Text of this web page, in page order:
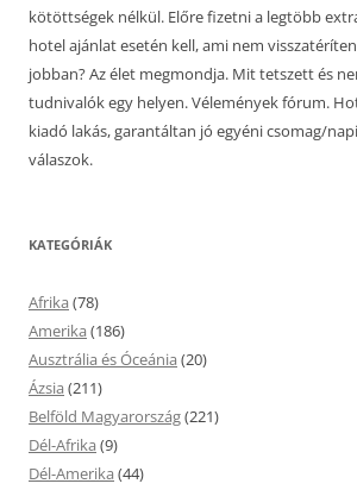
kötöttségek nélkül. Előre fizetni a legtöbb
hotel ajánlat esetén kell, ami nem
jobban? Az élet megmondja. Mit tetszett és
tudnivalók egy helyen. Vélemények fórum.
kiadó lakás, garantáltan jó egyéni csomag/
válaszok.
KATEGÓRIÁK
Afrika (78)
Amerika (186)
Ausztrália és Óceánia (20)
Ázsia (211)
Belföld Magyarország(221)
Dél-Afrika (9)
Dél-Amerika (44)